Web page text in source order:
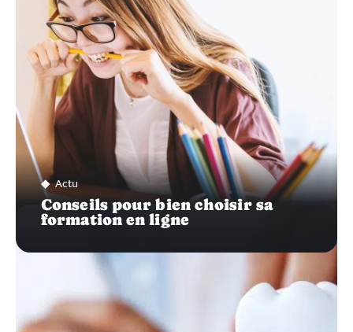
Actu
Conseils pour bien choisir sa
formation en ligne